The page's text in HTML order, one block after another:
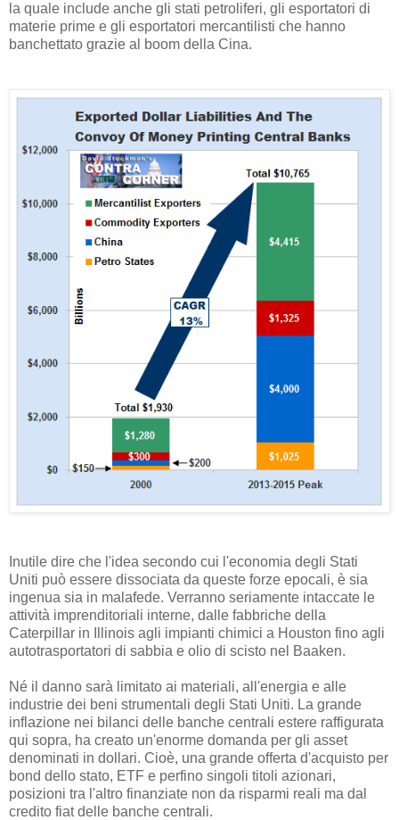
la quale include anche gli stati petroliferi, gli esportatori di
materie prime e gli esportatori mercantilisti che hanno
banchettato grazie al boom della Cina.
Inutile dire che l'idea secondo cui l'economia degli Stati
Uniti può essere dissociata da queste forze epocali, è sia
ingenua sia in malafede. Verranno seriamente intaccate le
attività imprenditoriali interne, dalle fabbriche della
Caterpillar in Illinois agli impianti chimici a Houston fino agli
autotrasportatori di sabbia e olio di scisto nel Baaken.
Né il danno sarà limitato ai materiali, all'energia e alle
industrie dei beni strumentali degli Stati Uniti. La grande
inflazione nei bilanci delle banche centrali estere raffigurata
qui sopra, ha creato un'enorme domanda per gli asset
denominati in dollari. Cioè, una grande offerta d'acquisto per
bond dello stato, ETF e perfino singoli titoli azionari,
posizioni tra l'altro finanziate non da risparmi reali ma dal
credito fiat delle banche centrali.